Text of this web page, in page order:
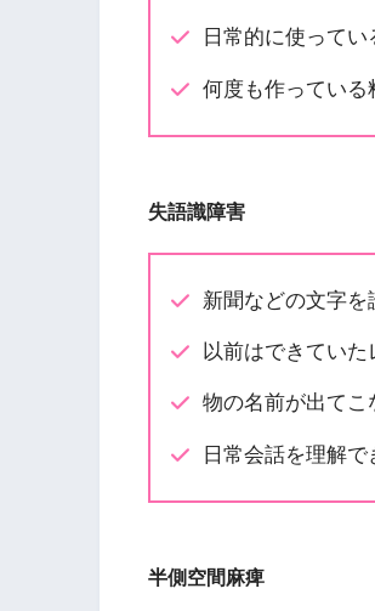
日常的に使って
何度も作っている
失語識障害
新聞などの文字を
以前はできていた
物の名前が出てこ
日常会話を理解で
半側空間麻痺